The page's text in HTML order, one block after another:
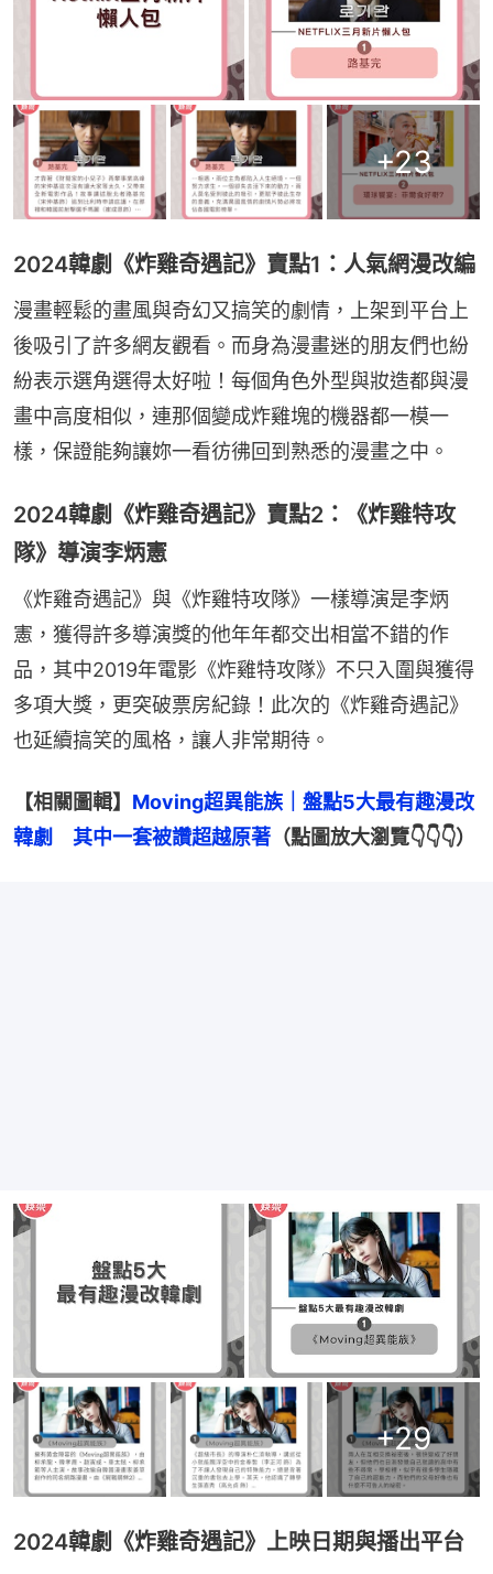
+23
2024韓劇《炸雞奇遇記》賣點1：人氣網漫改編
漫畫輕鬆的畫風與奇幻又搞笑的劇情，上架到平台上
後吸引了許多網友觀看。而身為漫畫迷的朋友們也紛
紛表示選角選得太好啦！每個角色外型與妝造都與漫
畫中高度相似，連那個變成炸雞塊的機器都一模一
樣，保證能夠讓妳一看彷彿回到熟悉的漫畫之中。
2024韓劇《炸雞奇遇記》賣點2：《炸雞特攻
隊》導演李炳憲
《炸雞奇遇記》與《炸雞特攻隊》一樣導演是李炳
憲，獲得許多導演獎的他年年都交出相當不錯的作
品，其中2019年電影《炸雞特攻隊》不只入圍與獲得
多項大獎，更突破票房紀錄！此次的《炸雞奇遇記》
也延續搞笑的風格，讓人非常期待。
【相關圖輯】 Moving超異能族｜盤點5大最有趣漫改
韓劇　其中一套被讚超越原著 （點圖放大瀏覽👇👇👇）
+29
2024韓劇《炸雞奇遇記》上映日期與播出平台